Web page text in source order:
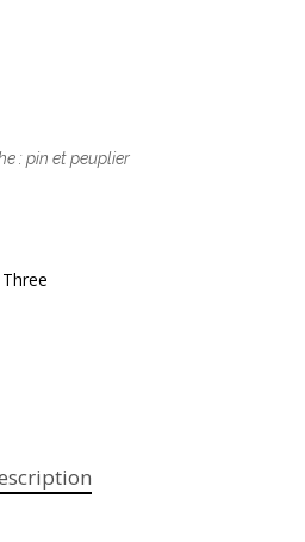
: pin et peuplier